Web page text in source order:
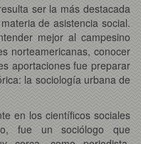
ser la más destacada
de asistencia social.
mejor al campesino
norteamericanas, conocer
aportaciones fue preparar
la sociología urbana de
en los científicos sociales
fue un sociólogo que